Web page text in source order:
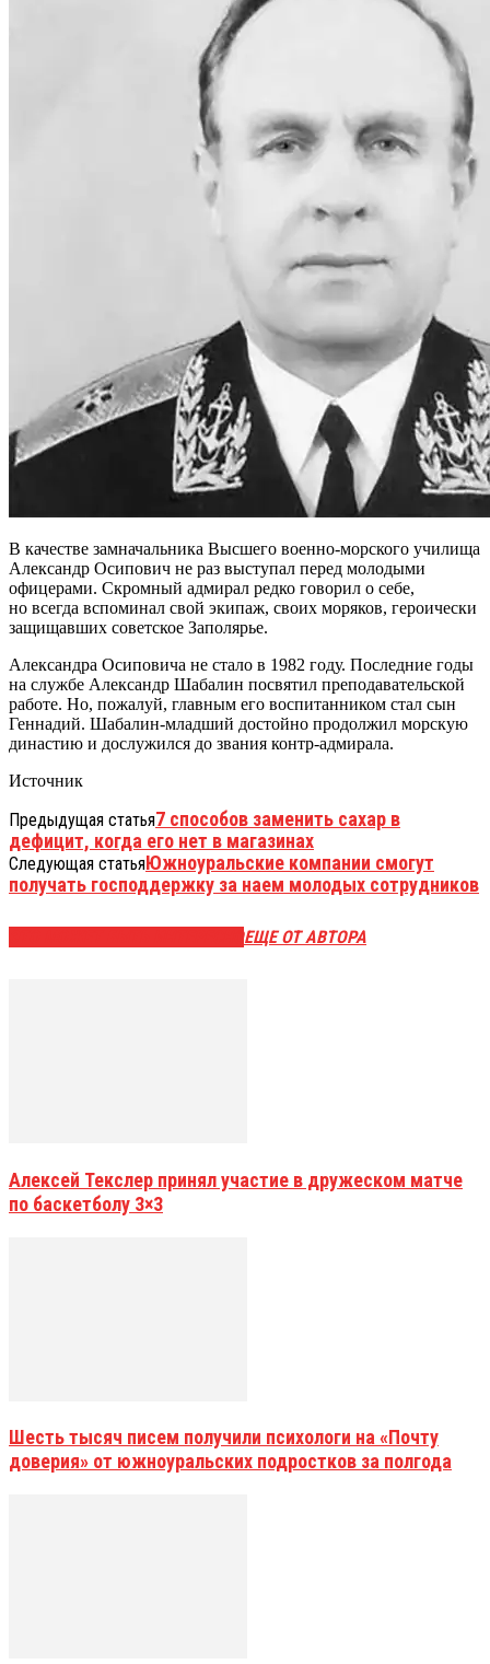
В качестве замначальника Высшего военно-морского училища
Александр Осипович не раз выступал перед молодыми
офицерами. Скромный адмирал редко говорил о себе,
но всегда вспоминал свой экипаж, своих моряков, героически
защищавших советское Заполярье.
Александра Осиповича не стало в 1982 году. Последние годы
на службе Александр Шабалин посвятил преподавательской
работе. Но, пожалуй, главным его воспитанником стал сын
Геннадий. Шабалин-младший достойно продолжил морскую
династию и дослужился до звания контр-адмирала.
Источник
Предыдущая статья7 способов заменить сахар в
дефицит, когда его нет в магазинах
Следующая статьяЮжноуральские компании смогут
получать господдержку за наем молодых сотрудников
ЕЩЕ ОТ АВТОРА
Алексей Текслер принял участие в дружеском матче
по баскетболу 3×3
Шесть тысяч писем получили психологи на «Почту
доверия» от южноуральских подростков за полгода